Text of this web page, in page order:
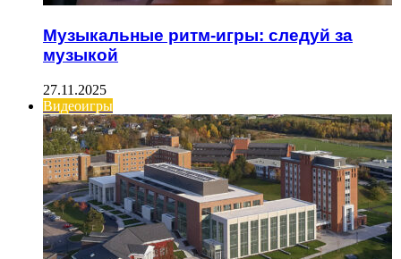
Музыкальные ритм-игры: следуй за
музыкой
27.11.2025
Видеоигры